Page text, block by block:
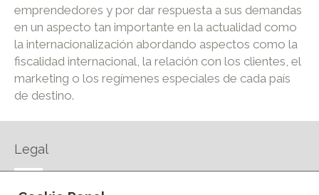
emprendedores y por dar respuesta a sus demandas
en un aspecto tan importante en la actualidad como
la internacionalización abordando aspectos como la
fiscalidad internacional, la relación con los clientes, el
marketing o los regímenes especiales de cada país
de destino.
Legal
AVISO LEGAL